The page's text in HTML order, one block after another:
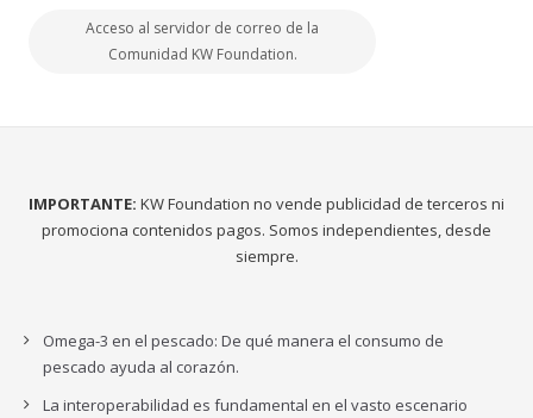
Acceso al servidor de correo de la
Comunidad KW Foundation.
IMPORTANTE: KW Foundation no vende publicidad de terceros ni
promociona contenidos pagos. Somos independientes, desde
siempre.
Omega-3 en el pescado: De qué manera el consumo de
pescado ayuda al corazón.
La interoperabilidad es fundamental en el vasto escenario